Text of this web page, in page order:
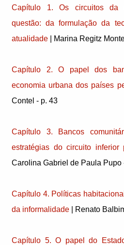
Capítulo 1. Os circuitos da
questão: da formulação da
atualidade | Marina Regitz
Capítulo 2. O papel dos
economia urbana dos países
Contel - p. 43
Capítulo 3. Bancos
estratégias do circuito inferior
Carolina Gabriel de Paula Pupo
Capítulo 4. Políticas
da informalidade | Renato
Capítulo 5. O papel do